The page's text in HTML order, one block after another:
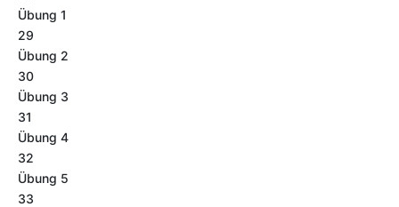
Übung 1
29
Übung 2
30
Übung 3
31
Übung 4
32
Übung 5
33